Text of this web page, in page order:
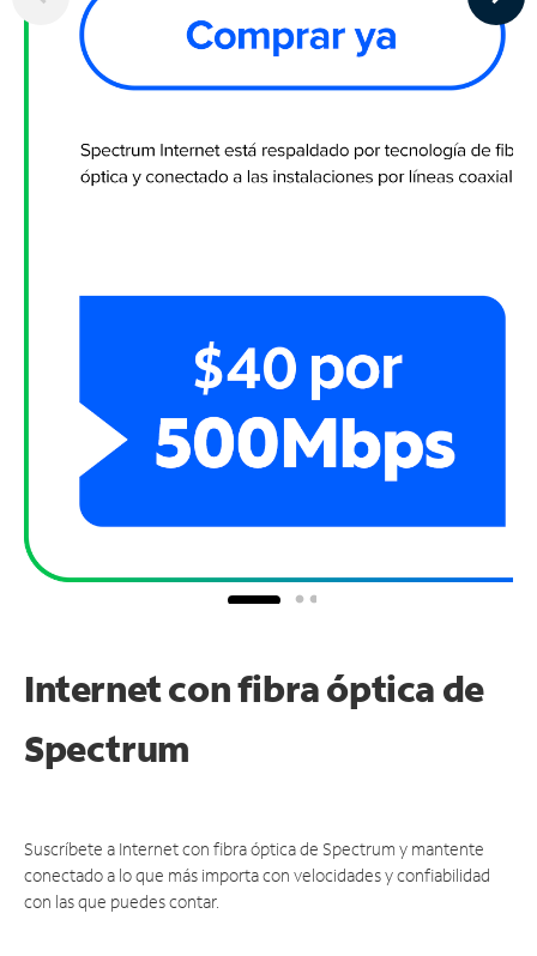
Internet con fibra óptica de
Spectrum
Suscríbete a Internet con fibra óptica de Spectrum y mantente
conectado a lo que más importa con velocidades y confiabilidad
con las que puedes contar.